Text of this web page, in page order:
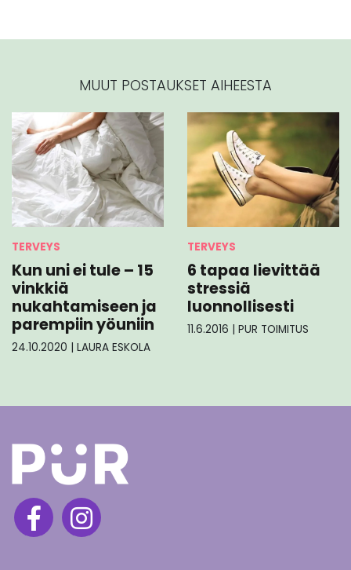
MUUT POSTAUKSET AIHEESTA
TERVEYS
Kun uni ei tule – 15
vinkkiä
nukahtamiseen ja
parempiin yöuniin
24.10.2020 | LAURA ESKOLA
TERVEYS
6 tapaa lievittää
stressiä
luonnollisesti
11.6.2016 | PUR TOIMITUS